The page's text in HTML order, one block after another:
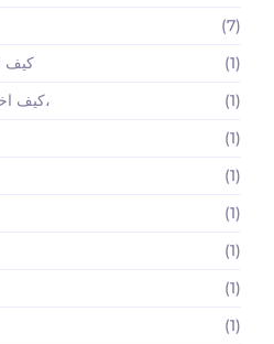
(7)
كيف
(1)
كيف اختار محفظ قران ممتاز لطفلي،
(1)
(1)
(1)
(1)
(1)
(1)
(1)